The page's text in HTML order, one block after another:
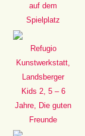
auf dem
Spielplatz
Refugio
Kunstwerkstatt,
Landsberger
Kids 2, 5 – 6
Jahre, Die guten
Freunde